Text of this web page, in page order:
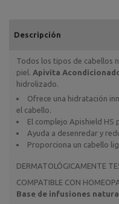
Descripción
Todos los tipos de cabellos
piel. Apivita
hidrolizado.
Ofrece una hidratación
el cabello.
El complejo Apishield HS
Ayuda a desenredar y
Proporciona un cabello
DERMATOLÓGICAMENTE
COMPATIBLE CON
Base de infusiones